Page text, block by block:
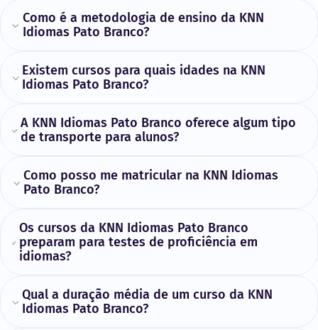
Como é a metodologia de ensino da KNN
Idiomas Pato Branco?
Existem cursos para quais idades na KNN
Idiomas Pato Branco?
A KNN Idiomas Pato Branco oferece algum tipo
de transporte para alunos?
Como posso me matricular na KNN Idiomas
Pato Branco?
Os cursos da KNN Idiomas Pato Branco
preparam para testes de proficiência em
idiomas?
Qual a duração média de um curso da KNN
Idiomas Pato Branco?